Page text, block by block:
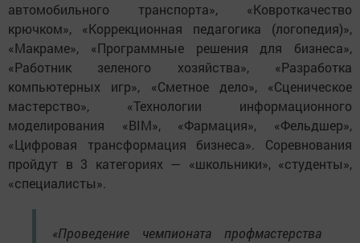
автомобильного транспорта», «Ковроткачество
крючком», «Коррекционная педагогика (логопедия)»,
«Макраме», «Программные решения для бизнеса»,
«Работник зеленого хозяйства», «Разработка
компьютерных игр», «Сметное дело», «Сценическое
мастерство», «Технологии информационного
моделирования «BIM», «Фармация», «Фельдшер»,
«Цифровая трансформация бизнеса». Соревнования
пройдут в 3 категориях — «школьники», «студенты»,
«специалисты».
«Проведение чемпионата профмастерства